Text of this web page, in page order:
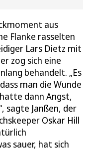
aus
Flanke rasselten
Lars Dietz mit
zog sich eine
behandelt. „Es
man die Wunde
dann Angst,
sagte Janßen, der
Oskar Hill
sauer, hat sich